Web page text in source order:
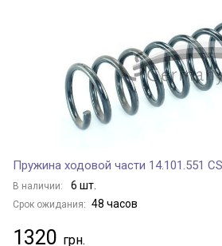
Пружина ходовой части 14.101.551
В наличии: 6 шт.
Срок ожидания: 48 часов
1320